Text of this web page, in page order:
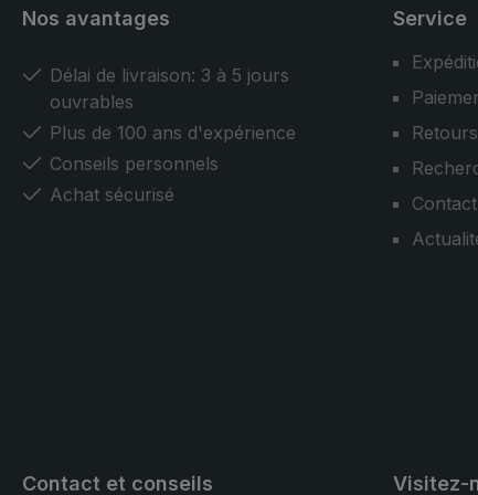
Nos avantages
Délai de livraison: 3 à 5 jours
ouvrables
Plus de 100 ans d'expérience
Conseils personnels
Achat sécurisé
Service
Contact
Visitez-
Contact et conseils